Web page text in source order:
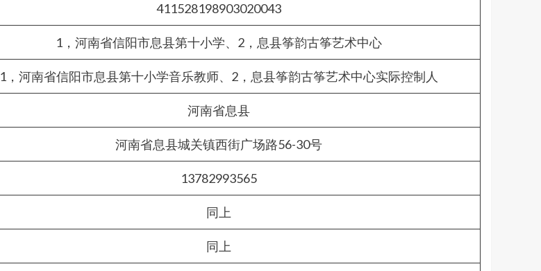
411528198903020043
1，河南省信阳市息县第十小学、2，息县筝韵古筝艺术中心
1，河南省信阳市息县第十小学音乐教师、2，息县筝韵古筝艺术中心实际控制人
河南省息县
河南省息县城关镇西街广场路56-30号
13782993565
同上
同上